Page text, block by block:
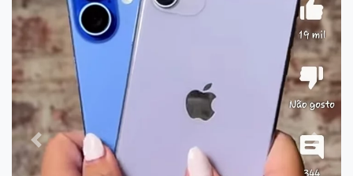
Previous Next